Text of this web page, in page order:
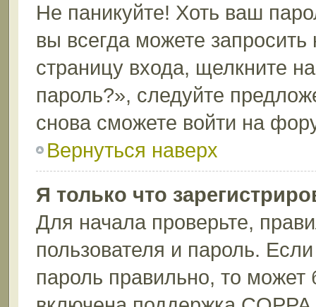
Не паникуйте! Хоть ваш
вы всегда можете
страницу входа, щелкните
пароль?», следуйте
снова сможете войти на
Вернуться наверх
Я только что
Для начала проверьте,
пользователя и пароль.
пароль правильно, то